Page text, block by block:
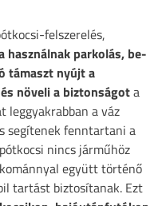
felszerelés,
használnak parkolás, be-
támaszt nyújt a
növeli a biztonságota
leggyakrabban a váz
segítenek fenntartani a
nincs járműhöz
együtt történő
tartást biztosítanak. Ezt